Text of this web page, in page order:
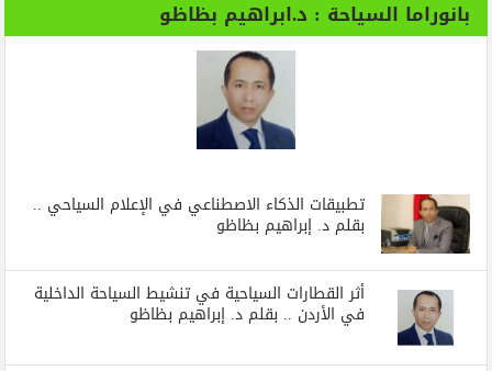
بانوراما السياحة : د.ابراهيم بظاظو
تطبيقات الذكاء الاصطناعي في الإعلام السياحي ..
بقلم د. إبراهيم بظاظو
أثر القطارات السياحية في تنشيط السياحة الداخلية
في الأردن .. بقلم د. إبراهيم بظاظو